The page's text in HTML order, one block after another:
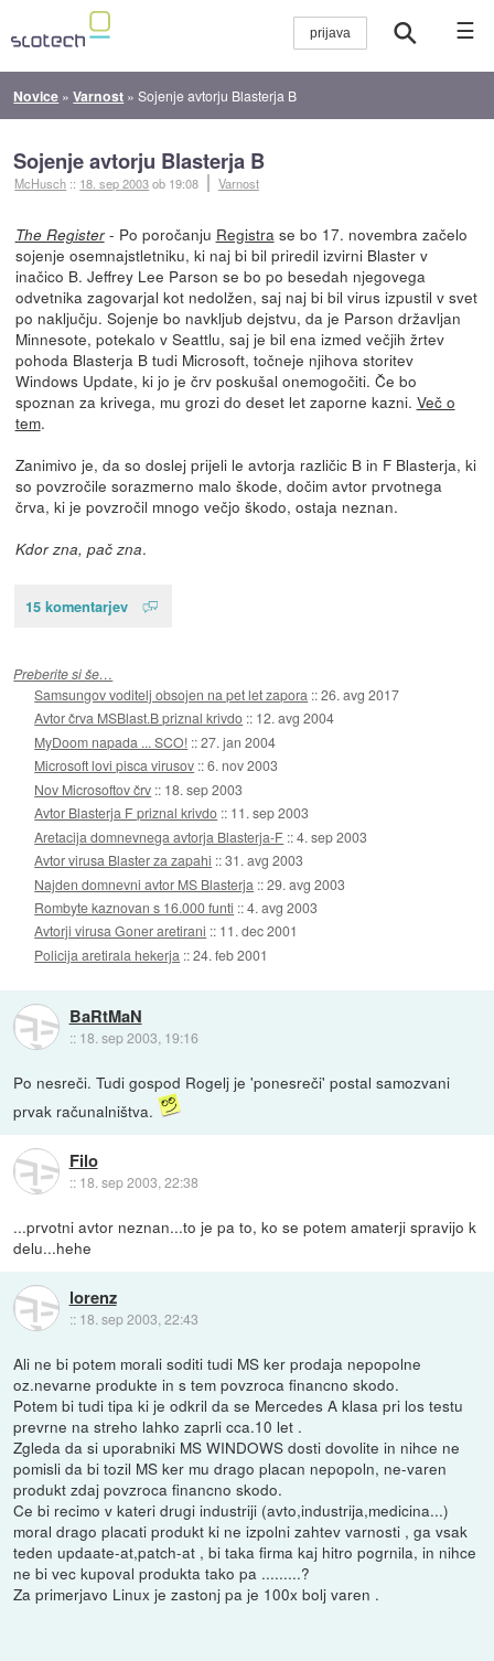
☰
Novice »Varnost »Sojenje avtorju Blasterja B
Sojenje avtorju Blasterja B
McHusch :: 18. sep 2003ob 19:08 Varnost
The Register- Po poročanju Registra se bo 17. novembra začelo
sojenje osemnajstletniku, ki naj bi bil priredil izvirni Blaster v
inačico B. Jeffrey Lee Parson se bo po besedah njegovega
odvetnika zagovarjal kot nedolžen, saj naj bi bil virus izpustil v svet
po naključju. Sojenje bo navkljub dejstvu, da je Parson državljan
Minnesote, potekalo v Seattlu, saj je bil ena izmed večjih žrtev
pohoda Blasterja B tudi Microsoft, točneje njihova storitev
Windows Update, ki jo je črv poskušal onemogočiti. Če bo
spoznan za krivega, mu grozi do deset let zaporne kazni. Več o
tem.
Zanimivo je, da so doslej prijeli le avtorja različic B in F Blasterja, ki
so povzročile sorazmerno malo škode, dočim avtor prvotnega
črva, ki je povzročil mnogo večjo škodo, ostaja neznan.
Kdor zna, pač zna.
15 komentarjev
Preberite si še…
Samsungov voditelj obsojen na pet let zapora ::26. avg 2017
Avtor črva MSBlast.B priznal krivdo :: 12. avg 2004
MyDoom napada ... SCO! ::27. jan 2004
Microsoft lovi pisca virusov ::6. nov 2003
Nov Microsoftov črv :: 18. sep 2003
Avtor Blasterja F priznal krivdo :: 11. sep 2003
Aretacija domnevnega avtorja Blasterja-F ::4. sep 2003
Avtor virusa Blaster za zapahi ::31. avg 2003
Najden domnevni avtor MS Blasterja ::29. avg 2003
Rombyte kaznovan s 16.000 funti ::4. avg 2003
Avtorji virusa Goner aretirani :: 11. dec 2001
Policija aretirala hekerja ::24. feb 2001
BaRtMaN
:: 18. sep 2003, 19:16
Po nesreči. Tudi gospod Rogelj je 'ponesreči' postal samozvani
prvak računalništva.
Filo
:: 18. sep 2003, 22:38
...prvotni avtor neznan...to je pa to, ko se potem amaterji spravijo k
delu...hehe
lorenz
:: 18. sep 2003, 22:43
Ali ne bi potem morali soditi tudi MS ker prodaja nepopolne
oz.nevarne produkte in s tem povzroca financno skodo.
Potem bi tudi tipa ki je odkril da se Mercedes A klasa pri los testu
prevrne na streho lahko zaprli cca.10 let .
Zgleda da si uporabniki MS WINDOWS dosti dovolite in nihce ne
pomisli da bi tozil MS ker mu drago placan nepopoln, ne-varen
produkt zdaj povzroca financno skodo.
Ce bi recimo v kateri drugi industriji (avto,industrija,medicina...)
moral drago placati produkt ki ne izpolni zahtev varnosti , ga vsak
teden updaate-at,patch-at , bi taka firma kaj hitro pogrnila, in nihce
ne bi vec kupoval produkta tako pa .........?
Za primerjavo Linux je zastonj pa je 100x bolj varen .